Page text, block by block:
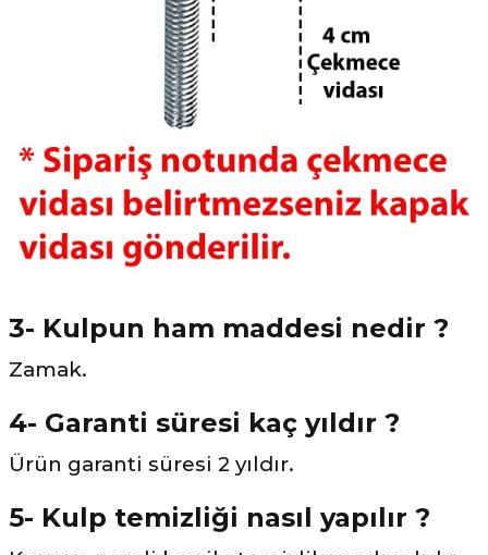
3- Kulpun ham maddesi nedir ?
Zamak.
4- Garanti süresi kaç yıldır ?
Ürün garanti süresi 2 yıldır.
5- Kulp temizliği nasıl yapılır ?